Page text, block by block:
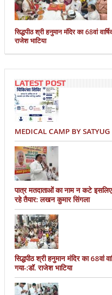
सिद्धपीठ श्री हनुमान मंदिर का 68वां
राजेश भाटिया
LATEST POST
MEDICAL CAMP BY
पात्र मतदाताओं का नाम न कटे इसलिए
रहे तैयार: लखन कुमार सिंगला
सिद्धपीठ श्री हनुमान मंदिर का 68वां
गया-:डॉ. राजेश भाटिया